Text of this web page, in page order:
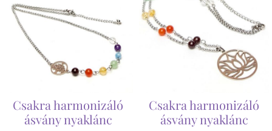
Csakra harmonizáló
ásvány nyaklánc
Csakra harmonizáló
ásvány nyaklánc